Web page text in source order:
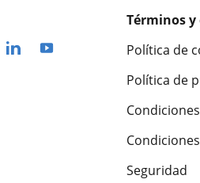
Términos
Política de
Política de
Seguridad